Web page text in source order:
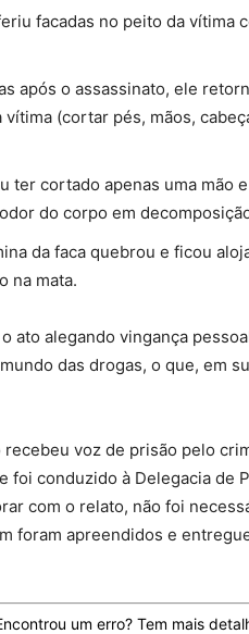
facadas no peito da vítima
após o assassinato, ele
(cortar pés, mãos,
ter cortado apenas uma mão
do corpo em
da faca quebrou e ficou
na mata.
ato alegando vingança
das drogas, o que, em
voz de prisão pelo
foi conduzido à Delegacia de
com o relato, não foi
foram apreendidos e
um erro? Tem mais